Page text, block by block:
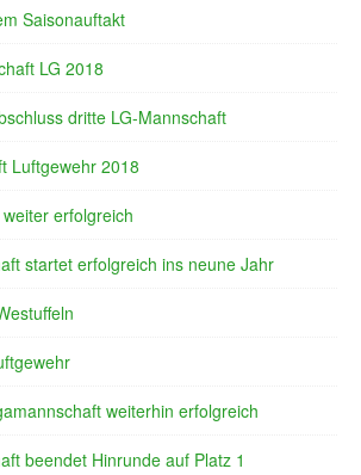
Saisonauftakt
LG 2018
dritte LG-Mannschaft
Luftgewehr 2018
erfolgreich
startet erfolgreich ins neune Jahr
weiterhin erfolgreich
beendet Hinrunde auf Platz 1